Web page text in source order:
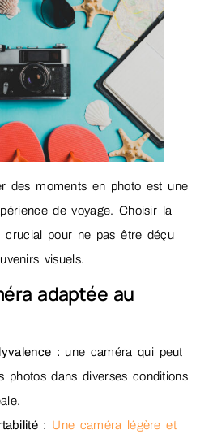
des moments en photo est une
de voyage. Choisir la
crucial pour ne pas être déçu
visuels.
adaptée au
: une caméra qui peut
photos dans diverses conditions
: Une caméra légère et